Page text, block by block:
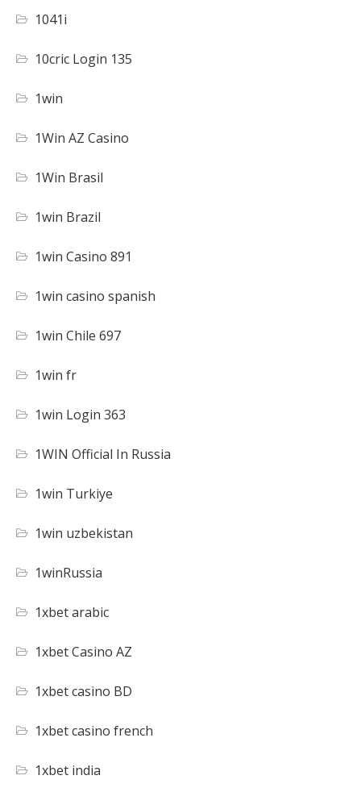
1041i
10cric Login 135
1win
1Win AZ Casino
1Win Brasil
1win Brazil
1win Casino 891
1win casino spanish
1win Chile 697
1win fr
1win Login 363
1WIN Official In Russia
1win Turkiye
1win uzbekistan
1winRussia
1xbet arabic
1xbet Casino AZ
1xbet casino BD
1xbet casino french
1xbet india